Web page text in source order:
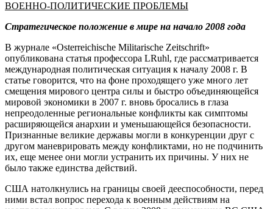
ВОЕННО-ПОЛИТИЧЕСКИЕ ПРОБЛЕМЫ
Стратегическое положение в мире на начало 2008 года
В журнале «Osterreichische Militarische Zeitschrift»
опубликована статья профессора LRuhl, где рассматривается
международная политическая ситуация к началу 2008 г. В
статье говорится, что на фоне проходящего уже много лет
смещения мирового центра силы и быстро объединяющейся
мировой экономики в 2007 г. вновь бросались в глаза
непреодоленные региональные конфликты как симптомы
расширяющейся анархии и уменьшающейся безопасности.
Признанные великие державы могли в конкуренции друг с
другом маневрировать между конфликтами, но не подчинить
их, еще менее они могли устранить их причины. У них не
было также единства действий.
США натолкнулись на границы своей дееспособности, перед
ними встал вопрос перехода к военным действиям на